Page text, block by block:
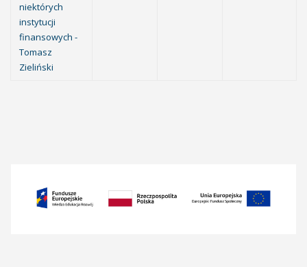
niektórych
instytucji
finansowych -
Tomasz
Zieliński